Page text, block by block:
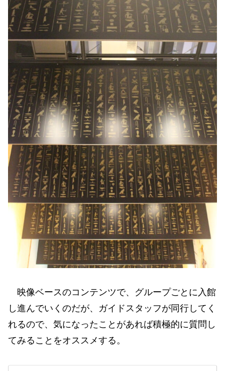
映像ベースのコンテンツで、グループごとに入館
し進んでいくのだが、ガイドスタッフが同行してく
れるので、気になったことがあれば積極的に質問し
てみることをオススメする。